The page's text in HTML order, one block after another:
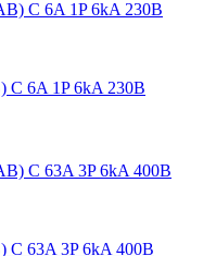
C 6A 1P 6kA 230В
C 63A 3P 6kA 400В